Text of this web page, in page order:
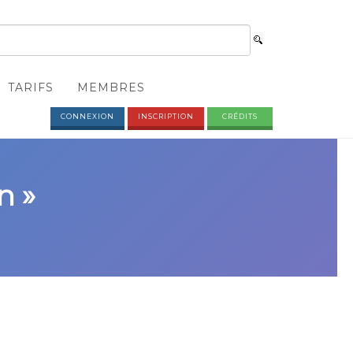
TARIFS MEMBRES
CONNEXION INSCRIPTION CRÉDITS
»